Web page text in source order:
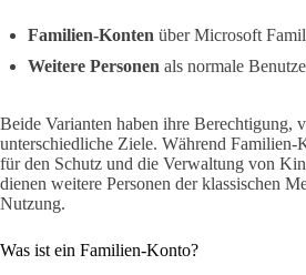
Familien-Konten über Microsoft
Weitere Personen als normale
Beide Varianten haben ihre Berechtigung,
unterschiedliche Ziele. Während Familien-
für den Schutz und die Verwaltung von
dienen weitere Personen der klassischen
Nutzung.
Was ist ein Familien-Konto?